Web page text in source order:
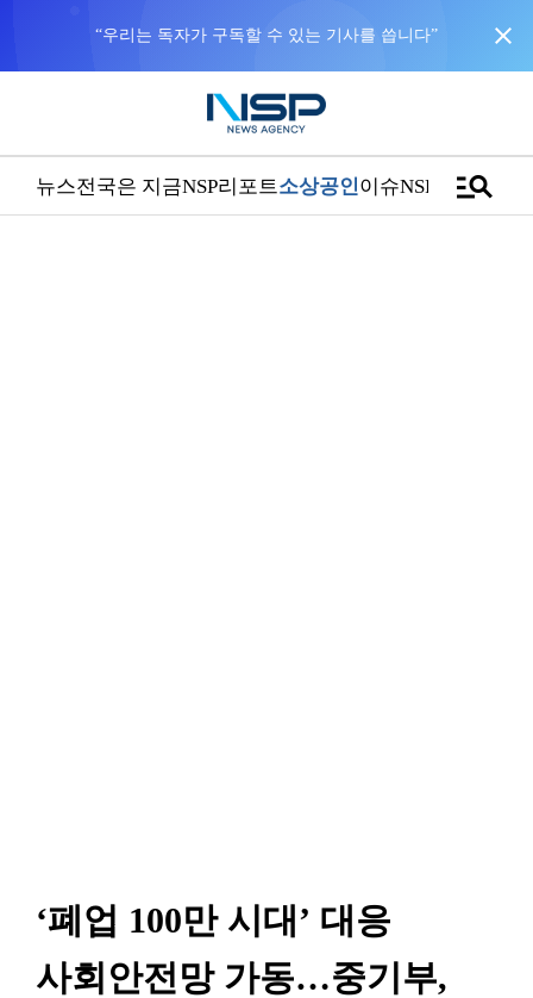
“우리는 독자가 구독할 수 있는 기사를 씁니다” close
뉴스전국은 지금NSP리포트소상공인이슈NSPTVmanage_search
‘폐업 100만 시대’ 대응
사회안전망 가동…중기부,